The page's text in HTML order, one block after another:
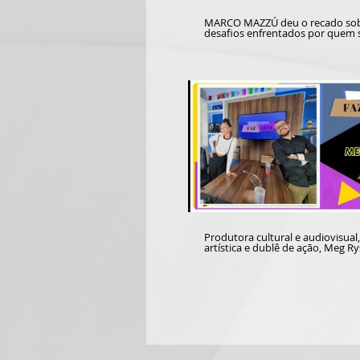
MARCO MAZZÚ deu o recado
desafios enfrentados por quem
aventura no universo sertanejo. A
lançamento: "Caminhoneiro
Em duas temporadas, o QUEM
apresentou os trabalhos de
músicos, artistas visuais e
culturais. Agora, mais 21 nomes
no estúdio do Portal Conteúdo. De artista
para artista!
Produtora cultural e
artística e dublê de ação, Meg
energia pura e falou de diferentes